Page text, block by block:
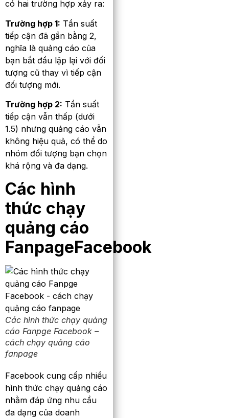
có hai trường hợp xảy ra:
Trường hợp 1: Tần suất
tiếp cận đã gần bằng 2,
nghĩa là quảng cáo của
bạn bắt đầu lặp lại với đối
tượng cũ thay vì tiếp cận
đối tượng mới.
Trường hợp 2: Tần suất
tiếp cận vẫn thấp (dưới
1.5) nhưng quảng cáo vẫn
không hiệu quả, có thể do
nhóm đối tượng bạn chọn
khá rộng và đa dạng.
Các hình
thức chạy
quảng cáo
FanpageFacebook
Các hình thức chạy quảng
cáo Fanpge Facebook –
cách chạy quảng cáo
fanpage
Facebook cung cấp nhiều
hình thức chạy quảng cáo
nhằm đáp ứng nhu cầu
đa dạng của doanh